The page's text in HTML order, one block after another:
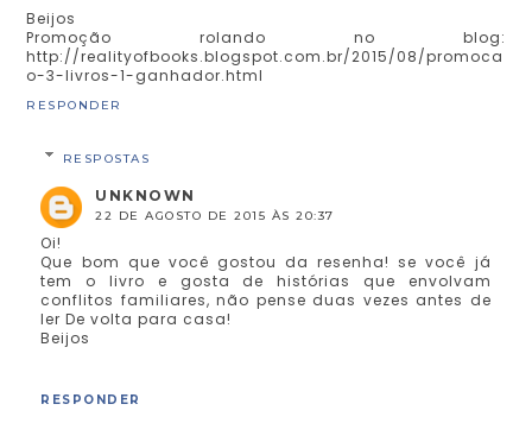
Beijos
Promoção rolando no blog:
http://realityofbooks.blogspot.com.br/2015/08/promoca
o-3-livros-1-ganhador.html
RESPONDER
RESPOSTAS
UNKNOWN
22 DE AGOSTO DE 2015 ÀS 20:37
Oi!
Que bom que você gostou da resenha! se você já
tem o livro e gosta de histórias que envolvam
conflitos familiares, não pense duas vezes antes de
ler De volta para casa!
Beijos
RESPONDER